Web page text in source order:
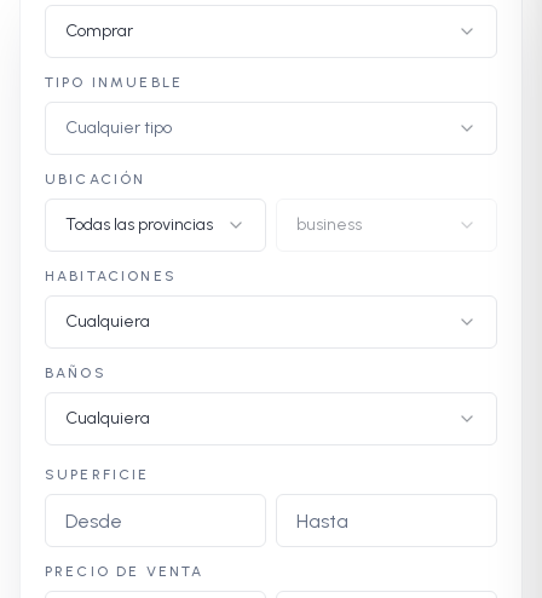
Comprar
TIPO INMUEBLE
Cualquier tipo
UBICACIÓN
Todas las provincias business
HABITACIONES
Cualquiera
BAÑOS
Cualquiera
SUPERFICIE
PRECIO DE VENTA